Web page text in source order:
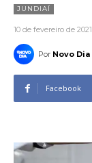
JUNDIAÍ
10 de fevereiro de 2021
Por Novo Dia
Facebook